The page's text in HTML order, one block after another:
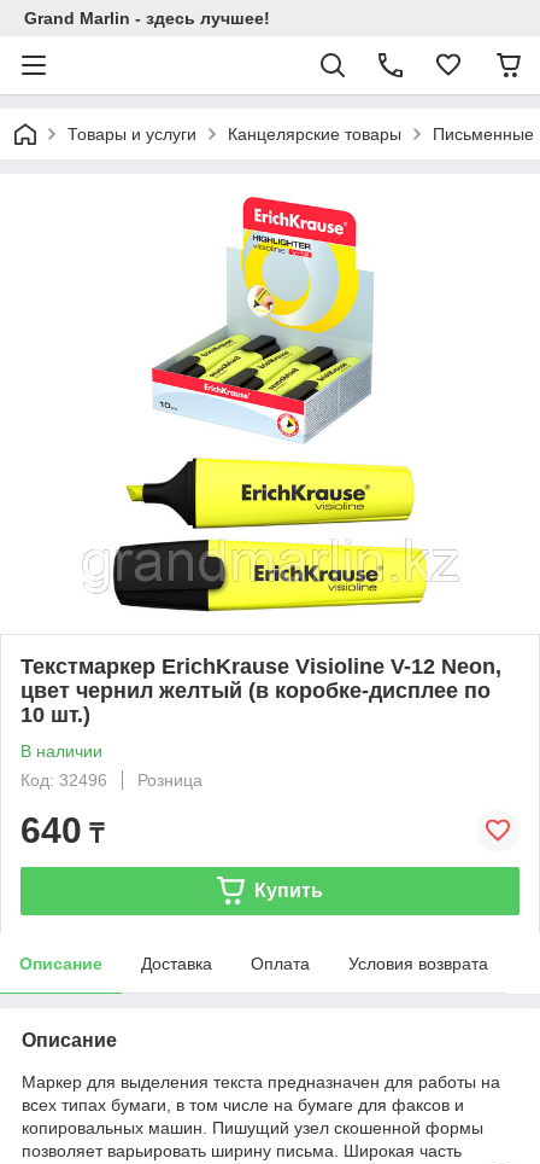
Grand Marlin - здесь лучшее!
Товары и услуги Канцелярские товары Письменные
Текстмаркер ErichKrause Visioline V-12 Neon,
цвет чернил желтый (в коробке-дисплее по
10 шт.)
В наличии
Код: 32496
Розница
640 ₸
Купить
Описание Доставка Оплата Условия возврата
Описание
Маркер для выделения текста предназначен для работы на
всех типах бумаги, в том числе на бумаге для факсов и
копировальных машин. Пишущий узел скошенной формы
позволяет варьировать ширину письма. Широкая часть